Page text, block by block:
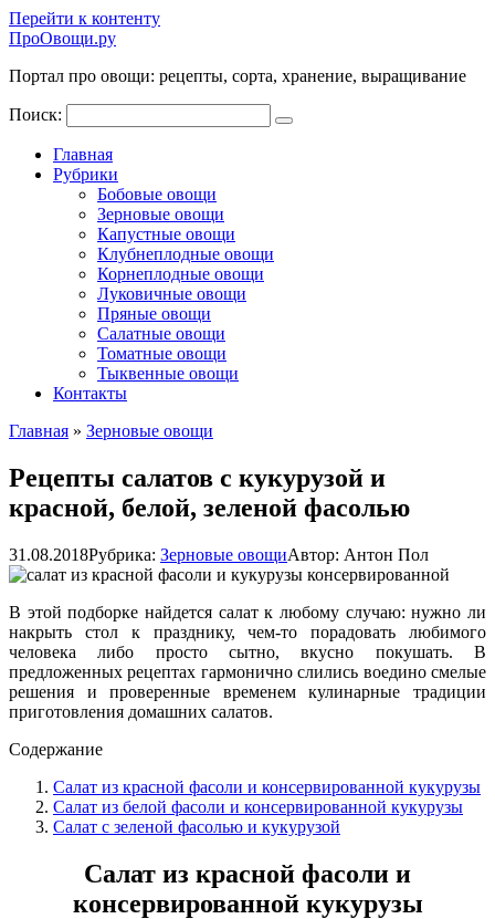
Перейти к контенту
ПроОвощи.ру
Портал про овощи: рецепты, сорта, хранение, выращивание
Поиск:
Главная
Рубрики
Бобовые овощи
Зерновые овощи
Капустные овощи
Клубнеплодные овощи
Корнеплодные овощи
Луковичные овощи
Пряные овощи
Салатные овощи
Томатные овощи
Тыквенные овощи
Контакты
Главная » Зерновые овощи
Рецепты салатов с кукурузой и
красной, белой, зеленой фасолью
31.08.2018Рубрика: Зерновые овощиАвтор: Антон Пол
В этой подборке найдется салат к любому случаю: нужно ли
накрыть стол к празднику, чем-то порадовать любимого
человека либо просто сытно, вкусно покушать. В
предложенных рецептах гармонично слились воедино смелые
решения и проверенные временем кулинарные традиции
приготовления домашних салатов.
Содержание
Салат из красной фасоли и консервированной кукурузы
Салат из белой фасоли и консервированной кукурузы
Салат с зеленой фасолью и кукурузой
Салат из красной фасоли и
консервированной кукурузы